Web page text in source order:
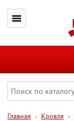
Главная Кровля